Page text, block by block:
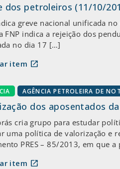
dos petroleiros (11/10/
greve nacional unificada
FNP indica a rejeição dos
no dia 17 […]
item open_in_new
AGÊNCIA PETROLEIRA DE
dos aposentados
cria grupo para estudar
uma política de valorização e
PRES – 85/2013, em que
item open_in_new